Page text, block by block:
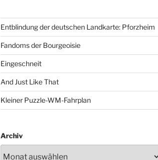
Entblindung der deutschen Landkarte: Pforzheim
Fandoms der Bourgeoisie
Eingeschneit
And Just Like That
Kleiner Puzzle-WM-Fahrplan
Archiv